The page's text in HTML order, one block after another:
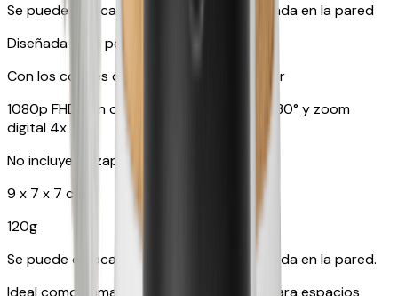
Se puede colocar sobre una mesa o colgada en la pared
Diseñada para perros y gatos
Con los colores que tu mascota puede ver
1080p FHD con objetivo gran angular de 130° y zoom
digital 4x
No incluye lanzapremios
9 x 7 x 7 cm
120g
Se puede colocar sobre una mesa o colgada en la pared.
Ideal como cámara adicional, adecuada para espacios